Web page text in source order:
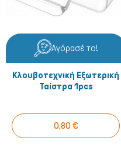
Αγόρασέ το!
Κλουβοτεχνική Εξωτερική
Ταίστρα 1pcs
0,80 €